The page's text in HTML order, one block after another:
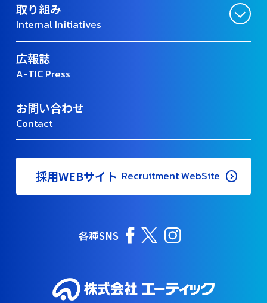
取り組み
Internal Initiatives
広報誌
A-TIC Press
お問い合わせ
Contact
採用WEBサイト Recruitment WebSite
各種SNS